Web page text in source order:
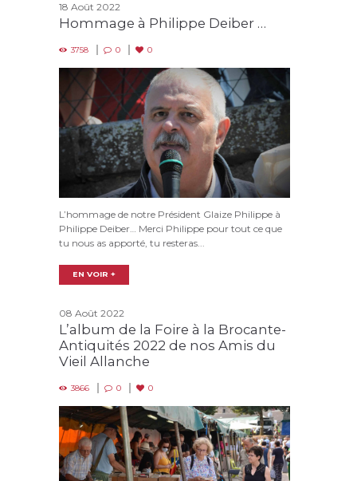
18 Août 2022
Hommage à Philippe Deiber …
3758 0 0
L’hommage de notre Président Glaize Philippe à
Philippe Deiber… Merci Philippe pour tout ce que
tu nous as apporté, tu resteras...
EN VOIR +
08 Août 2022
L’album de la Foire à la Brocante-
Antiquités 2022 de nos Amis du
Vieil Allanche
3866 0 0